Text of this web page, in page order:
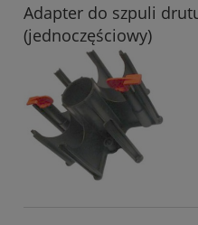
Adapter do szpuli
(jednoczęściowy)